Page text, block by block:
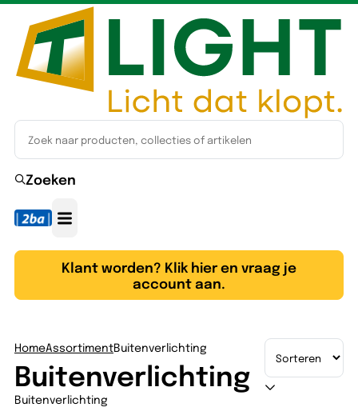
Zoeken
Klant worden? Klik hier en vraag je
account aan.
HomeAssortimentBuitenverlichting
Buitenverlichting
Buitenverlichting